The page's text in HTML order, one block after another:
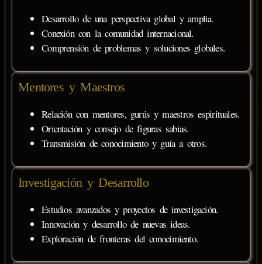
Desarrollo de una perspectiva global y amplia.
Conexión con la comunidad internacional.
Comprensión de problemas y soluciones globales.
Mentores y Maestros
Relación con mentores, gurús y maestros espirituales.
Orientación y consejo de figuras sabias.
Transmisión de conocimiento y guía a otros.
Investigación y Desarrollo
Estudios avanzados y proyectos de investigación.
Innovación y desarrollo de nuevas ideas.
Exploración de fronteras del conocimiento.